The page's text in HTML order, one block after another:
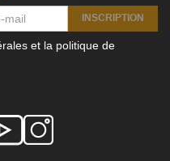
INSCRIPTION
et la politique de